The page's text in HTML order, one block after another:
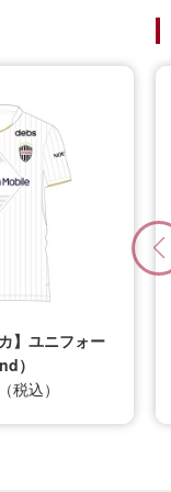
】ユニフォー
）
税込）